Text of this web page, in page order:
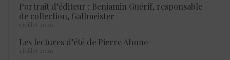
Portrait d’éditeur : Benjamin Guérif, responsable
de collection, Gallmeister
5 juillet 2026
Les lectures d’été de Pierre Ahnne
1 juillet 2026